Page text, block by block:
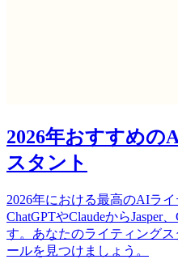
2026年おすすめの
スタント
2026年における最高のAIラ
ChatGPTやClaudeからJasper
す。あなたのライティング
ールを見つけましょう。